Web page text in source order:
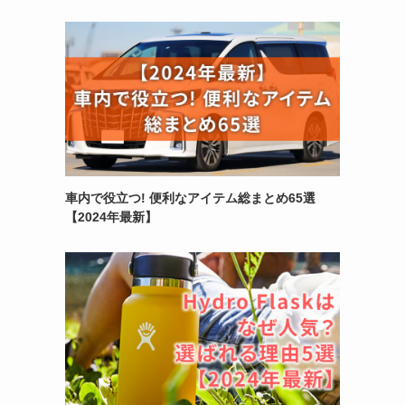
車内で役立つ! 便利なアイテム総まとめ65選
【2024年最新】